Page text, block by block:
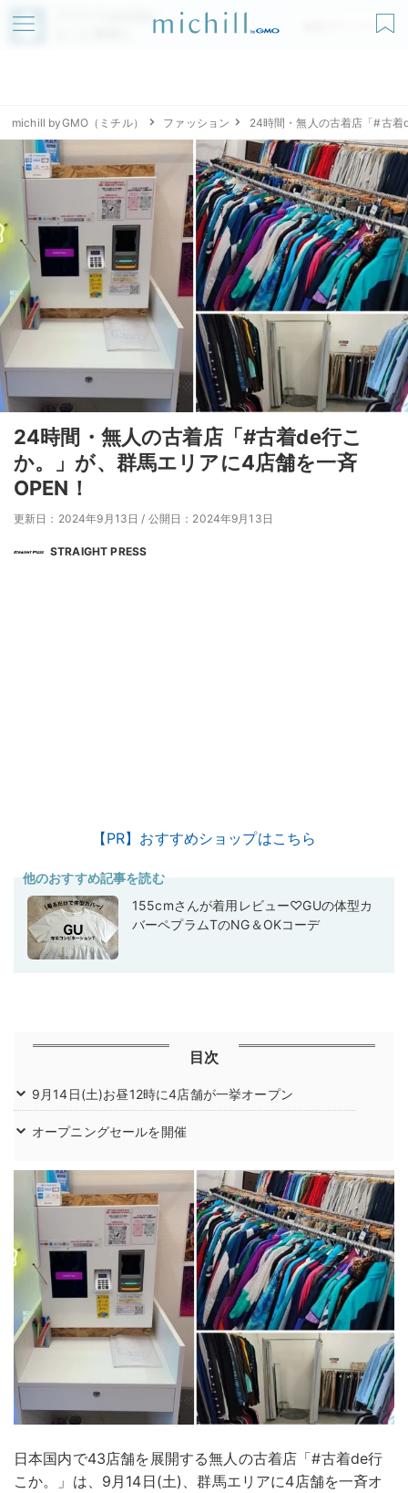
アプリでmichillが
無料ダウンロード
michill byGMO（ミチル） ファッション 24時間・無人の古着店「#古
24時間・無人の古着店「#古着de行こ
か。」が、群馬エリアに4店舗を一斉
OPEN！
更新日：2024年9月13日 / 公開日：2024年9月13日
STRAIGHT PRESS
【PR】おすすめショップはこちら
他のおすすめ記事を読む
155cmさんが着用レビュー♡GUの体型カ
バーペプラムTのNG＆OKコーデ
目次
9月14日(土)お昼12時に4店舗が一挙オープン
オープニングセールを開催
日本国内で43店舗を展開する無人の古着店「#古着de行
こか。」は、9月14日(土)、群馬エリアに4店舗を一斉オ